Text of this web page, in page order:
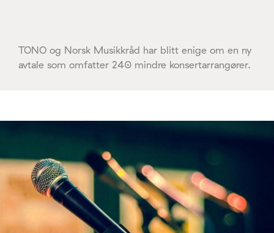
TONO og Norsk Musikkråd har blitt enige om en ny
avtale som omfatter 240 mindre konsertarrangører.